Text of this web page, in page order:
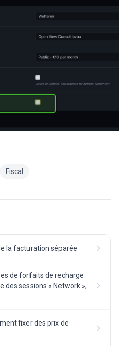
Fiscal
la facturation séparée
de forfaits de recharge
des sessions « Network »,
fixer des prix de